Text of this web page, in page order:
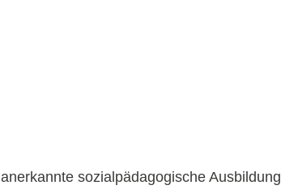
sozialpädagogische Ausbildung